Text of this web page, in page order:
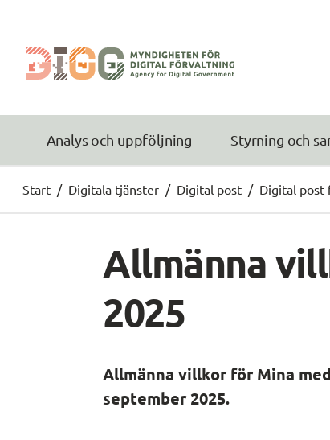
Analys och uppföljning Styrning och
Start / Digitala tjänster / Digital post / Digital post
Allmänna
2025
Allmänna villkor för Mina
september 2025.